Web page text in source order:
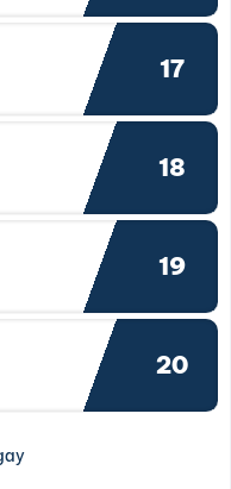
17
18
19
20